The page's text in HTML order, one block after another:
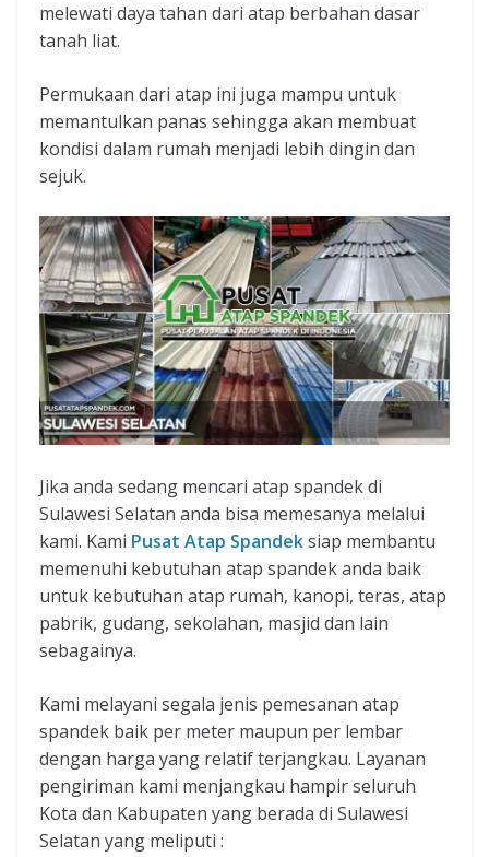
melewati daya tahan dari atap berbahan dasar
tanah liat.
Permukaan dari atap ini juga mampu untuk
memantulkan panas sehingga akan membuat
kondisi dalam rumah menjadi lebih dingin dan
sejuk.
Jika anda sedang mencari atap spandek di
Sulawesi Selatan anda bisa memesanya melalui
kami. Kami Pusat Atap Spandeksiap membantu
memenuhi kebutuhan atap spandek anda baik
untuk kebutuhan atap rumah, kanopi, teras, atap
pabrik, gudang, sekolahan, masjid dan lain
sebagainya.
Kami melayani segala jenis pemesanan atap
spandek baik per meter maupun per lembar
dengan harga yang relatif terjangkau. Layanan
pengiriman kami menjangkau hampir seluruh
Kota dan Kabupaten yang berada di Sulawesi
Selatan yang meliputi :